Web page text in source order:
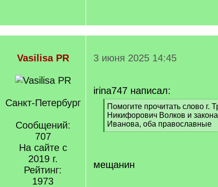
Vasilisa PR
Санкт-Петербург
Сообщений:
707
На сайте с
2019 г.
Рейтинг:
1973
3 июня 2025 14:45
irina747 написал:
[
q
]
Помогите прочитать слово г.
Никифорович Волков и
Иванова, оба православные
[
мещанин